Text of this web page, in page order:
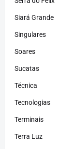
Siará Grande
Singulares
Soares
Sucatas
Técnica
Tecnologias
Terminais
Terra Luz